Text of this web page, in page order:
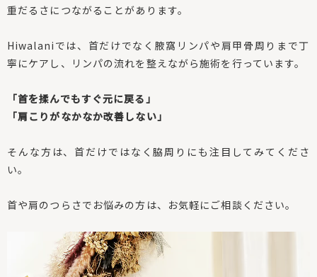
重だるさにつながることがあります。
Hiwalaniでは、 首だけでなく腋窩リンパや肩甲骨周りまで丁
寧にケアし、
リンパの流れを整えながら施術を行っています。
「首を揉んでもすぐ元に戻る」
「肩こりがなかなか改善しない」
そんな方は、首だけではなく脇周りにも注目してみてくださ
い。
首や肩のつらさでお悩みの方は、お気軽にご相談ください。